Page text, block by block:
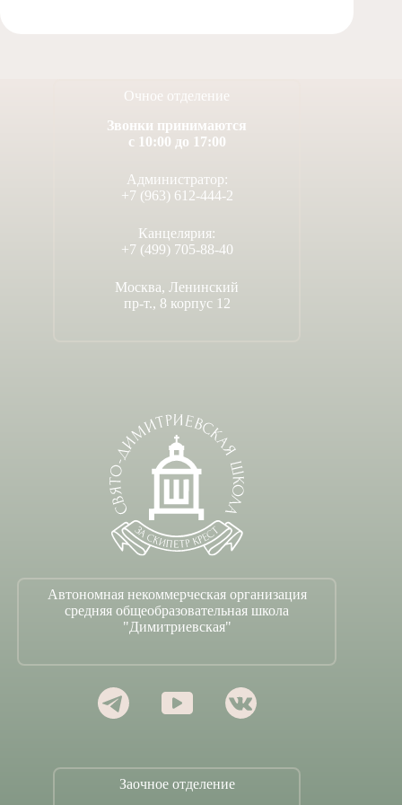
Очное отделение
Звонки принимаются
с 10:00 до 17:00
Администратор:
+7 (963) 612-444-2
Канцелярия:
+7 (499) 705-88-40
Москва, Ленинский
пр-т., 8 корпус 12
Автономная некоммерческая организация
средняя общеобразовательная школа
"Димитриевская"
Заочное отделение